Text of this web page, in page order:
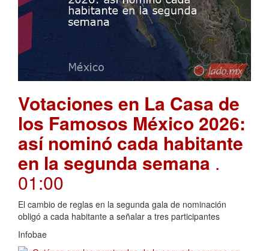
Votaciones en La Casa de
los Famosos México 2026:
así nominó cada habitante
en la segunda semana .
01:00
El cambio de reglas en la segunda gala de nominación
obligó a cada habitante a señalar a tres participantes
Infobae